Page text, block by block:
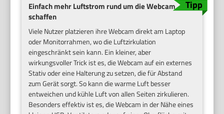
Einfach mehr Luftstrom rund um die Webcam
schaffen
Viele Nutzer platzieren ihre Webcam direkt am Laptop
oder Monitorrahmen, wo die Luftzirkulation
eingeschränkt sein kann. Ein kleiner, aber
wirkungsvoller Trick ist es, die Webcam auf ein externes
Stativ oder eine Halterung zu setzen, die für Abstand
zum Gerät sorgt. So kann die warme Luft besser
entweichen und kühle Luft von allen Seiten zirkulieren.
Besonders effektiv ist es, die Webcam in der Nähe eines